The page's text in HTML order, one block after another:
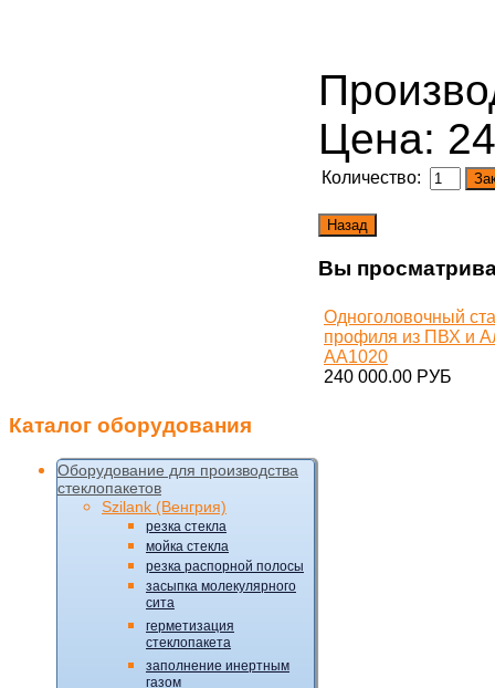
Цена:
Количество:
Вы
Одноголовочный
профиля из ПВХ и
AA1020
240 000.00 РУБ
Каталог оборудования
Оборудование для производства
стеклопакетов
Szilank (Венгрия)
резка стекла
мойка стекла
резка распорной полосы
засыпка молекулярного
сита
герметизация
стеклопакета
заполнение инертным
газом